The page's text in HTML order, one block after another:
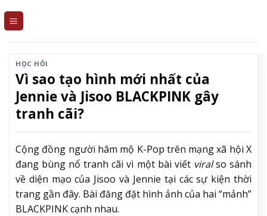
HỌC HỎI
Vì sao tạo hình mới nhất của
Jennie và Jisoo BLACKPINK gây
tranh cãi?
Cộng đồng người hâm mộ K-Pop trên mạng xã hội X
đang bùng nổ tranh cãi vì một bài viết viralso sánh
về diện mạo của Jisoo và Jennie tại các sự kiện thời
trang gần đây. Bài đăng đặt hình ảnh của hai “mảnh”
BLACKPINK cạnh nhau.